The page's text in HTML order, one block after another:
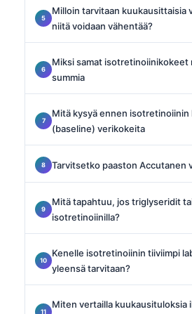
Milloin tarvitaan kuukausittaisia
niitä voidaan vähentää?
Miksi samat isotretinoiinikokeet
summia
Mitä kysyä ennen isotretinoiinin
(baseline) verikokeita
Tarvitsetko paaston Accutanen
Mitä tapahtuu, jos triglyseridit
isotretinoiinilla?
Kenelle isotretinoiinin tiiviimpi
yleensä tarvitaan?
Miten vertailla kuukausituloksia